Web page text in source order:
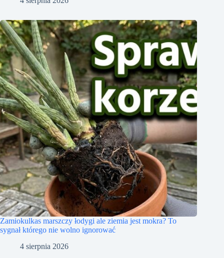
Zamiokulkas marszczy łodygi ale ziemia jest mokra? To
sygnał którego nie wolno ignorować
4 sierpnia 2026